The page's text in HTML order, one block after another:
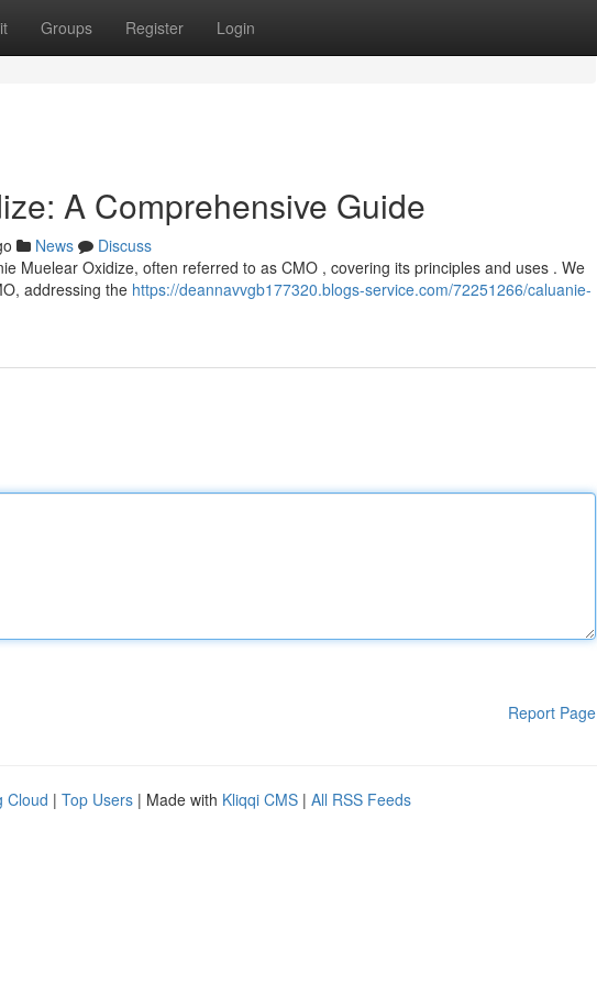
Groups Register Login
A Comprehensive Guide
News
Discuss
Muelear Oxidize, often referred to as CMO , covering its principles and uses . We
addressing the https://deannavvgb177320.blogs-service.com/72251266/caluanie-
Report Page
Cloud | Top Users | Made with Kliqqi CMS | All RSS Feeds